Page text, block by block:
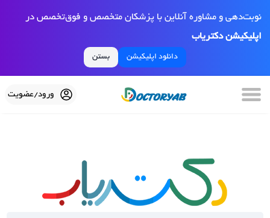
نوبت‌دهی و مشاوره آنلاین با پزشکان متخصص و فوق‌تخصص در
اپلیکیشن دکتریاب
دانلود اپلیکیشن بستن
ورود/عضویت